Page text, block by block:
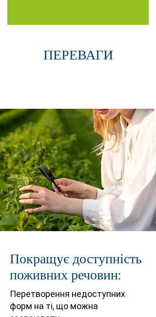
ПЕРЕВАГИ
Покращує доступність
поживних речовин:
Перетворення недоступних
форм на ті, що можна